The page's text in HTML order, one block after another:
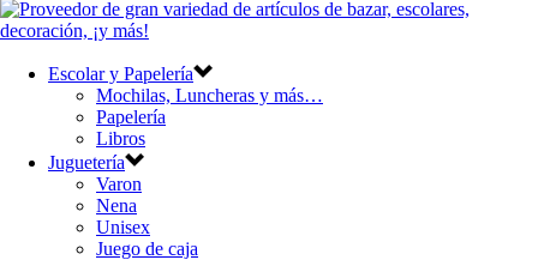
Escolar y Papelería
Mochilas, Luncheras y más…
Papelería
Libros
Juguetería
Varon
Nena
Unisex
Juego de caja